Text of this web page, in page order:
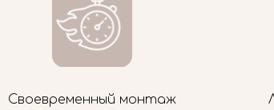
Своевременный монтаж